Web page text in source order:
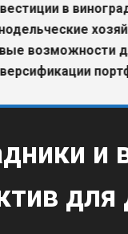
в виноградники
хозяйства:
для
портфеля
и
для